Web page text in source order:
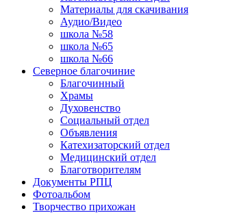
Материалы для скачивания
Аудио/Видео
школа №58
школа №65
школа №66
Северное благочиние
Благочинный
Храмы
Духовенство
Социальный отдел
Объявления
Катехизаторский отдел
Медицинский отдел
Благотворителям
Документы РПЦ
Фотоальбом
Творчество прихожан